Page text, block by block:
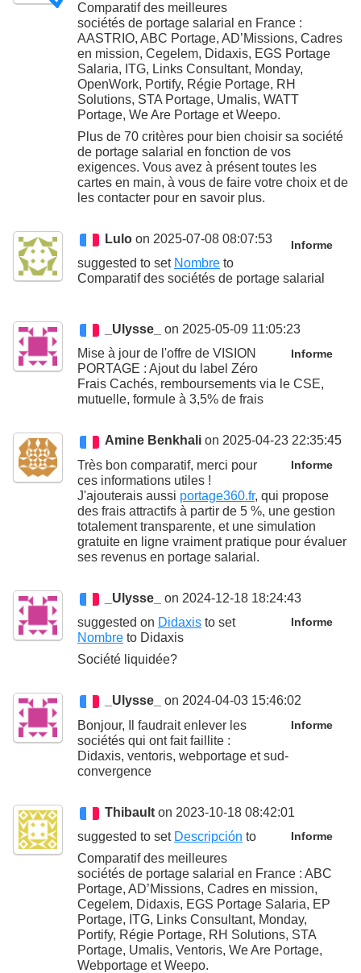
Comparatif des meilleures
sociétés de portage salarial en France :
AASTRIO, ABC Portage, AD’Missions, Cadres
en mission, Cegelem, Didaxis, EGS Portage
Salaria, ITG, Links Consultant, Monday,
OpenWork, Portify, Régie Portage, RH
Solutions, STA Portage, Umalis, WATT
Portage, We Are Portage et Weepo.
Plus de 70 critères pour bien choisir sa société
de portage salarial en fonction de vos
exigences. Vous avez à présent toutes les
cartes en main, à vous de faire votre choix et de
les contacter pour en savoir plus.
Lulo on 2025-07-08 08:07:53 Informe
suggested to set Nombre to
Comparatif des sociétés de portage salarial
_Ulysse_ on 2025-05-09 11:05:23
Informe
Mise à jour de l'offre de VISION
PORTAGE : Ajout du label Zéro
Frais Cachés, remboursements via le CSE,
mutuelle, formule à 3,5% de frais
Amine Benkhali on 2025-04-23 22:35:45
Informe
Très bon comparatif, merci pour
ces informations utiles !
J'ajouterais aussi portage360.fr, qui propose
des frais attractifs à partir de 5 %, une gestion
totalement transparente, et une simulation
gratuite en ligne vraiment pratique pour évaluer
ses revenus en portage salarial.
_Ulysse_ on 2024-12-18 18:24:43
Informe
suggested on Didaxis to set
Nombre to Didaxis
Société liquidée?
_Ulysse_ on 2024-04-03 15:46:02
Informe
Bonjour, Il faudrait enlever les
sociétés qui ont fait faillite :
Didaxis, ventoris, webportage et sud-
convergence
Thibault on 2023-10-18 08:42:01
Informe
suggested to set Descripción to
Comparatif des meilleures
sociétés de portage salarial en France : ABC
Portage, AD’Missions, Cadres en mission,
Cegelem, Didaxis, EGS Portage Salaria, EP
Portage, ITG, Links Consultant, Monday,
Portify, Régie Portage, RH Solutions, STA
Portage, Umalis, Ventoris, We Are Portage,
Webportage et Weepo.